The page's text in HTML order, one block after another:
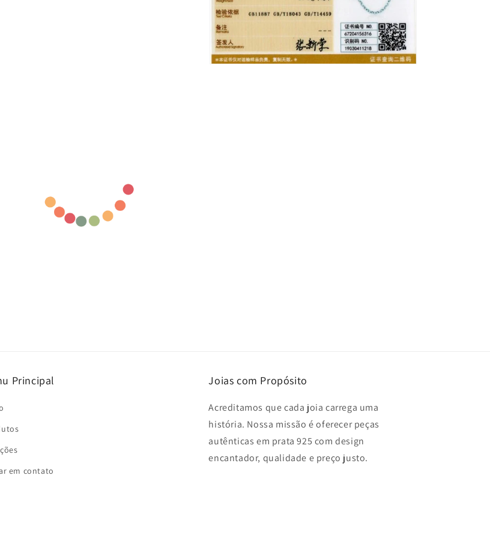
Principal
em contato
Joias com Propósito
Acreditamos que cada joia carrega uma
história. Nossa missão é oferecer peças
autênticas em prata 925 com design
encantador, qualidade e preço justo.